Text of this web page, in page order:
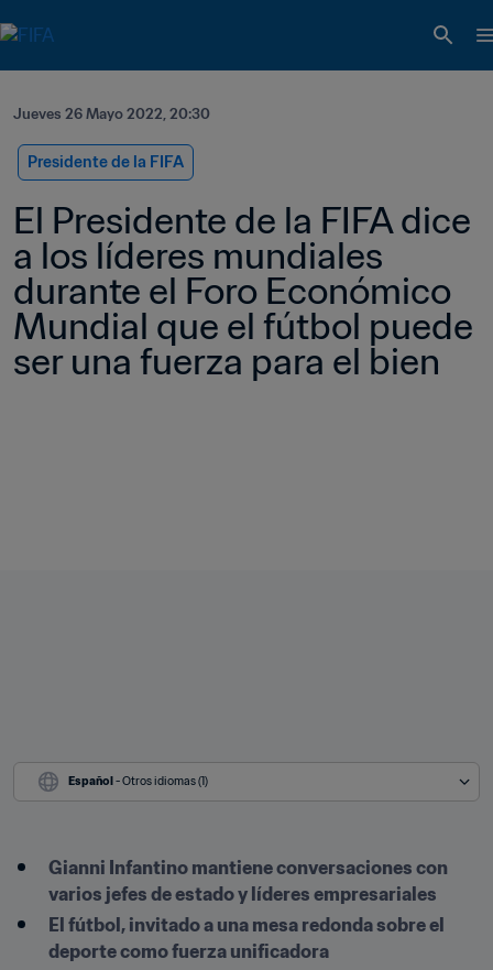
Jueves 26 Mayo 2022, 20:30
Presidente de la FIFA
El Presidente de la FIFA dice
a los líderes mundiales
durante el Foro Económico
Mundial que el fútbol puede
ser una fuerza para el bien
Español - Otros idiomas (1)
Gianni Infantino mantiene conversaciones con
varios jefes de estado y líderes empresariales
El fútbol, invitado a una mesa redonda sobre el
deporte como fuerza unificadora